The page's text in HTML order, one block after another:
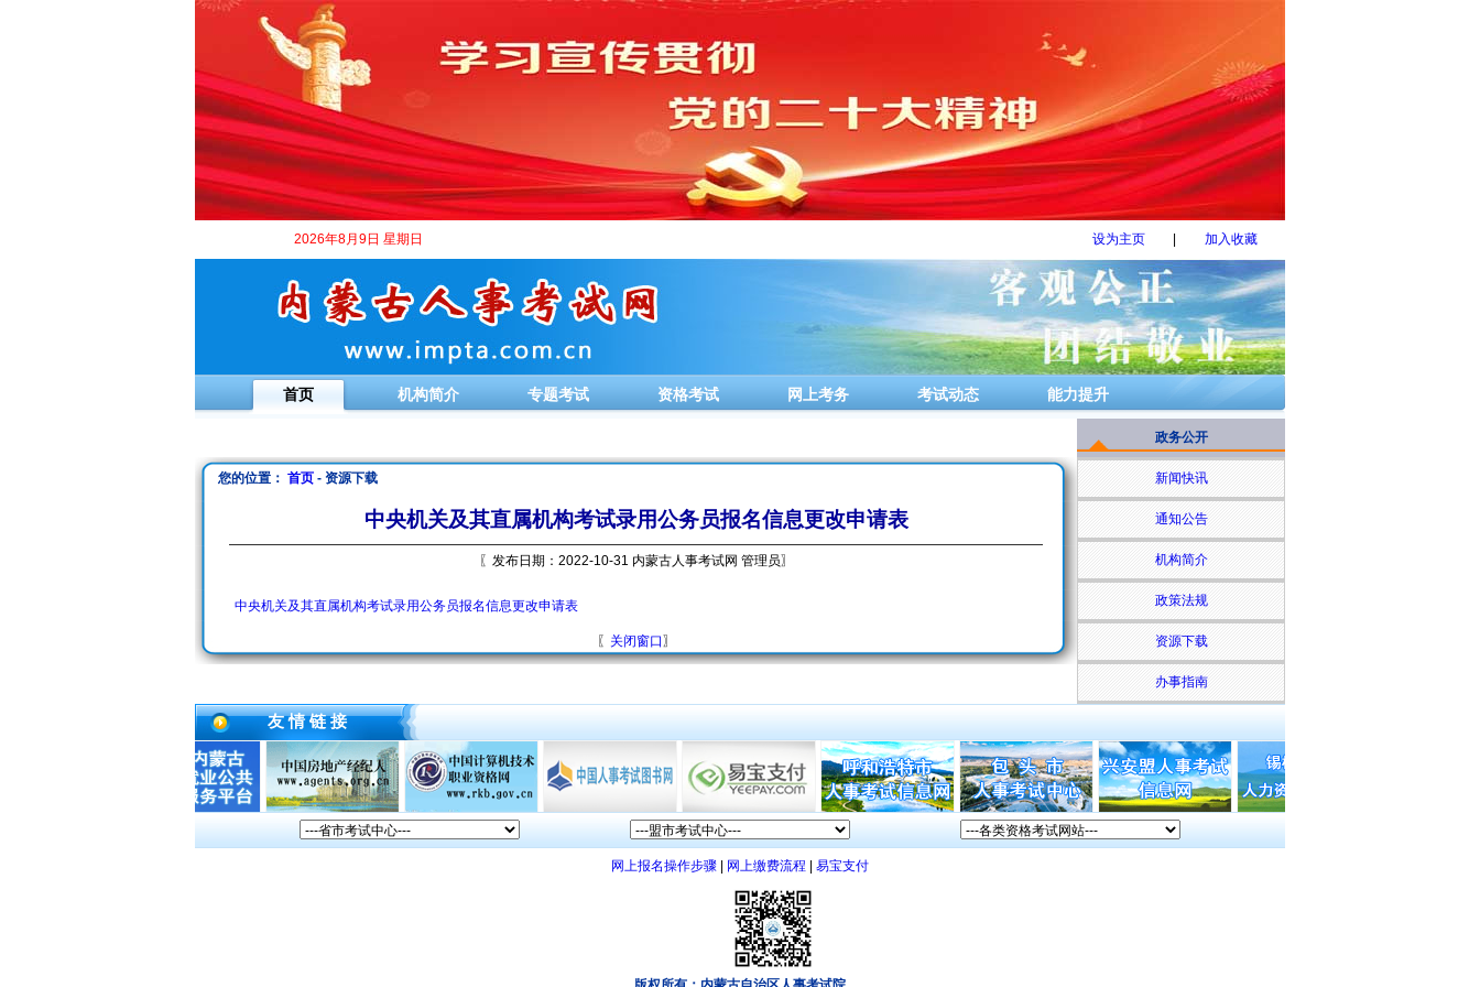
2026年8月9日 星期日 设为主页 加入收藏
首页 机构简介 专题考试 资格考试 网上考务 考试动态 能力提升
您的位置： 首页- 资源下载
中央机关及其直属机构考试录用公务员报名信息更改申请表
〖发布日期：2022-10-31 内蒙古人事考试网 管理员〗
中央机关及其直属机构考试录用公务员报名信息更改申请表
〖 关闭窗口 〗
政务公开
新闻快讯
通知公告
机构简介
政策法规
资源下载
办事指南
友 情 链 接
网上报名操作步骤 网上缴费流程 易宝支付